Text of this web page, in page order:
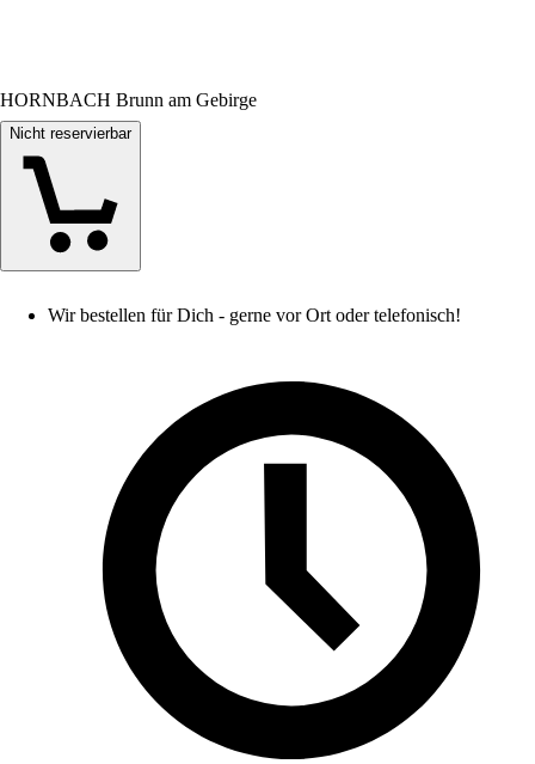
HORNBACH Brunn am Gebirge
Nicht reservierbar
Wir bestellen für Dich - gerne vor Ort oder telefonisch!